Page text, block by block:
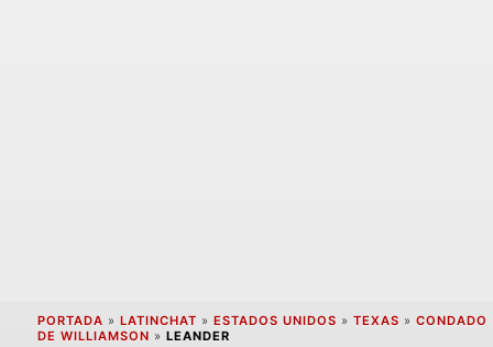
PORTADA » LATINCHAT » ESTADOS UNIDOS » TEXAS » CONDADO
DE WILLIAMSON » LEANDER